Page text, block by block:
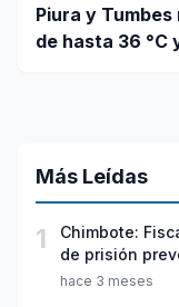
Piura y
de hasta 36 °C y Senamhi alerta que
Más Leídas
1
Chimbote:
de prisión
violación
hace 3 meses